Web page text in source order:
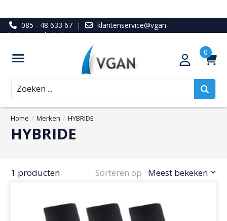
085 - 48 633 67 |
klantenservice@vgan-
ledenvoordeel.nl
Zoeken
Home / Merken / HYBRIDE
HYBRIDE
1 producten Sorteren op Meest bekeken